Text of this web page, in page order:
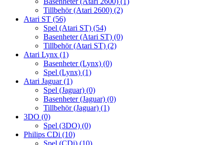
Tillbehör (Atari 2600) (2)
Atari ST (56)
Spel (Atari ST) (54)
Basenheter (Atari ST) (0)
Tillbehör (Atari ST) (2)
Atari Lynx (1)
Basenheter (Lynx) (0)
Spel (Lynx) (1)
Atari Jaguar(1)
Spel (Jaguar) (0)
Basenheter (Jaguar) (0)
Tillbehör (Jaguar) (1)
3DO (0)
Spel (3DO) (0)
Philips CDi (10)